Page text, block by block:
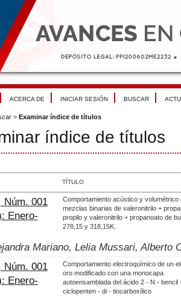
ACERCA DE INICIAR SESIÓN BUSCAR
> Examinar índice de títulos
índice de títulos
TÍTULO
Núm. 001
Enero-
Comportamiento acústico y volumétrico
mezclas binarias de valeronitrilo +
propilo y valeronitrilo + propanoato de
278,15 y 318,15K.
Mariano, Lelia Mussari, Alberto
Núm. 001
Enero-
Comportamiento electroquímico de un
oro modificado con una monocapa
autoensamblada del ácido 2 - N - bencil
ciclopenten - di - tiocarboxílico